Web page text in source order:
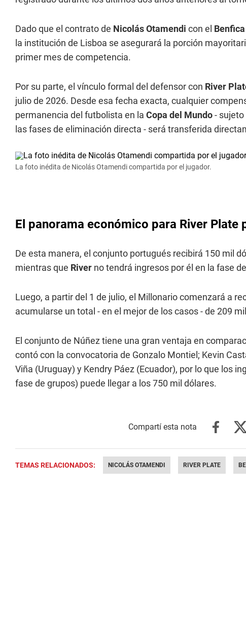
Dado que el contrato de Nicolás Otamendi con el Benfica
la institución de Lisboa se asegurará la porción
primer mes de competencia.
Por su parte, el vínculo formal del defensor con River
julio de 2026. Desde esa fecha exacta, cualquier
permanencia del futbolista en la Copa del Mundo-
las fases de eliminación directa - será transferida
La foto inédita de Nicolás Otamendi compartida por el jugador.
El panorama económico para River Plate
De esta manera, el conjunto portugués recibirá 150 mil
mientras que River no tendrá ingresos por él en la fase
Luego, a partir del 1 de julio, el Millonario comenzará a
acumularse un total - en el mejor de los casos - de 209
El conjunto de Núñez tiene una gran ventaja en
contó con la convocatoria de Gonzalo Montiel; Kevin
Viña (Uruguay) y Kendry Páez (Ecuador), por lo que los
fase de grupos) puede llegar a los 750 mil dólares.
TEMAS RELACIONADOS: NICOLÁS OTAMENDI RIVER PLATE